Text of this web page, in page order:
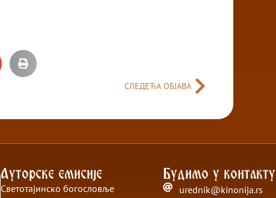
СЛЕДЕЋА ОБЈАВА
Ауторске емисије
Светотајинско богословље
Будимо у контакту
urednik@kinonija.rs